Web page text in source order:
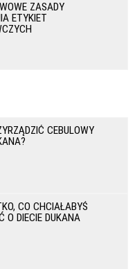
ZASADY
ETYKIET
CEBULOWY
CO CHCIAŁABYŚ
O DIECIE DUKANA